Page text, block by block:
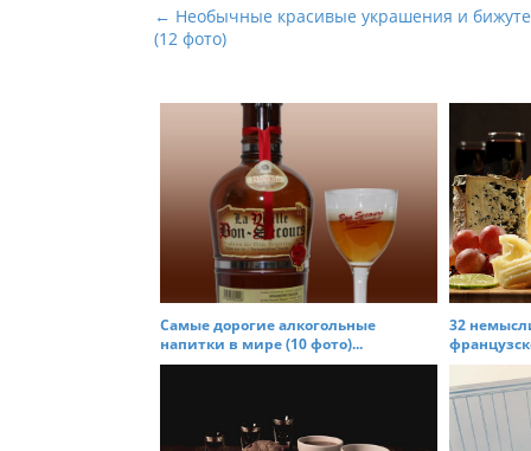
P
o
t
v
a
t
← Необычные красивые украшения и
(12 фото)
Самые дорогие алкогольные
напитки в мире (10 фото)...
32